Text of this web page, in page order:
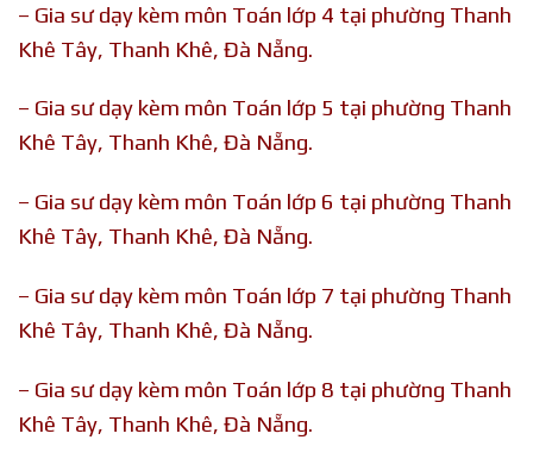
– Gia sư dạy kèm môn Toán lớp 4 tại phường Thanh
Khê Tây, Thanh Khê, Đà Nẵng.
– Gia sư dạy kèm môn Toán lớp 5 tại phường Thanh
Khê Tây, Thanh Khê, Đà Nẵng.
– Gia sư dạy kèm môn Toán lớp 6 tại phường Thanh
Khê Tây, Thanh Khê, Đà Nẵng.
– Gia sư dạy kèm môn Toán lớp 7 tại phường Thanh
Khê Tây, Thanh Khê, Đà Nẵng.
– Gia sư dạy kèm môn Toán lớp 8 tại phường Thanh
Khê Tây, Thanh Khê, Đà Nẵng.